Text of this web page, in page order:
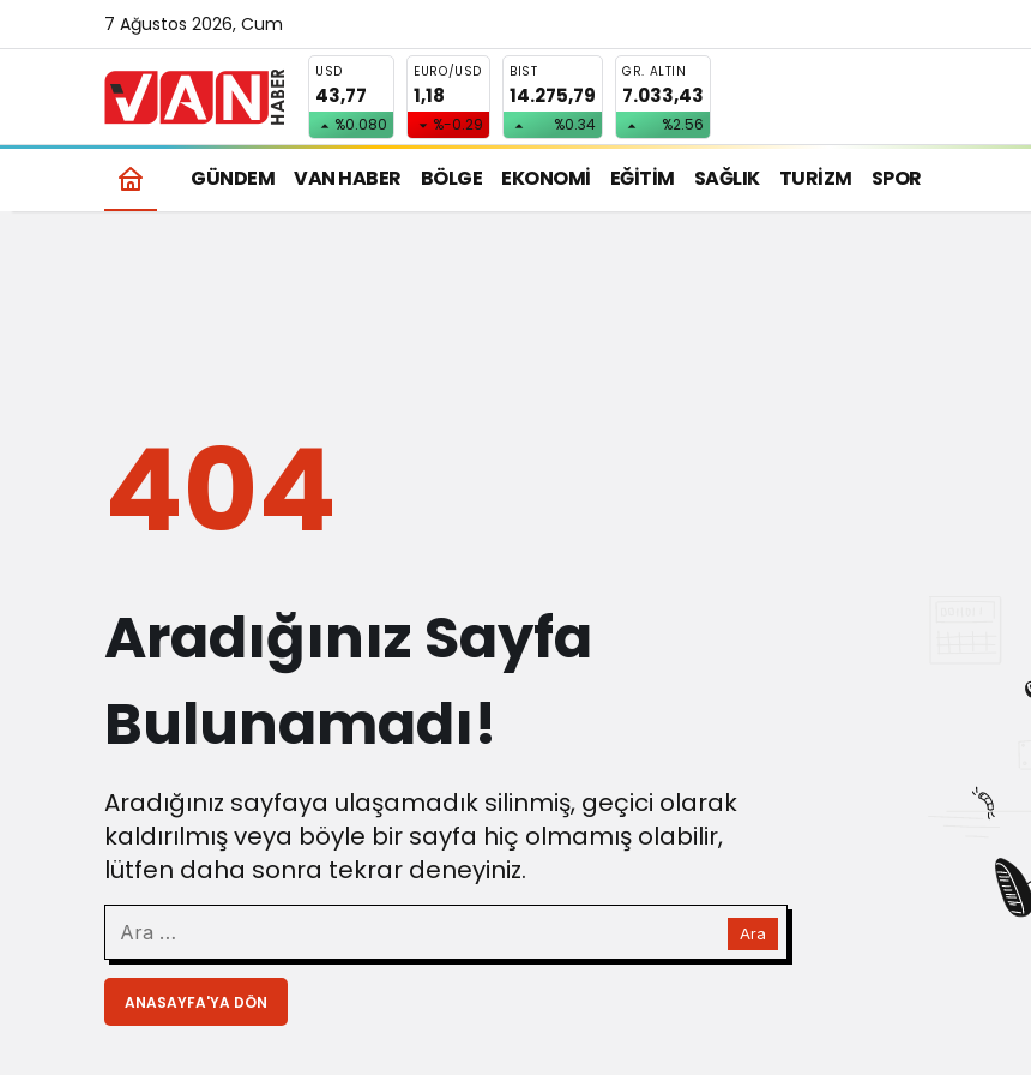
7 Ağustos 2026, Cum
USD
43,77
%0.080
EURO/USD
1,18
%-0.29
BIST
14.275,79
%0.34
GR. ALTIN
7.033,43
%2.56
GÜNDEM VAN HABER BÖLGE EKONOMİ EĞİTİM SAĞLIK TURİZM SPOR
404
Aradığınız Sayfa
Bulunamadı!
Aradığınız sayfaya ulaşamadık silinmiş, geçici olarak
kaldırılmış veya böyle bir sayfa hiç olmamış olabilir,
lütfen daha sonra tekrar deneyiniz.
ANASAYFA'YA DÖN